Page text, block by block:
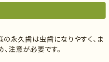
永久歯は虫歯になりやすく、ま
注意が必要です。